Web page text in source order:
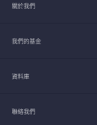
關於我們
我們的基金
資料庫
聯絡我們